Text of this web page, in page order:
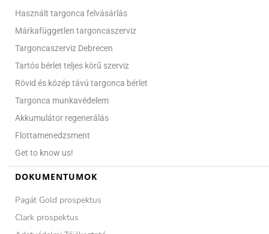
Használt targonca felvásárlás
Márkafüggetlen targoncaszerviz
Targoncaszerviz Debrecen
Tartós bérlet teljes körű szerviz
Rövid és közép távú targonca bérlet
Targonca munkavédelem
Akkumulátor regenerálás
Flottamenedzsment
Get to know us!
DOKUMENTUMOK
Pagát Gold prospektus
Clark prospektus